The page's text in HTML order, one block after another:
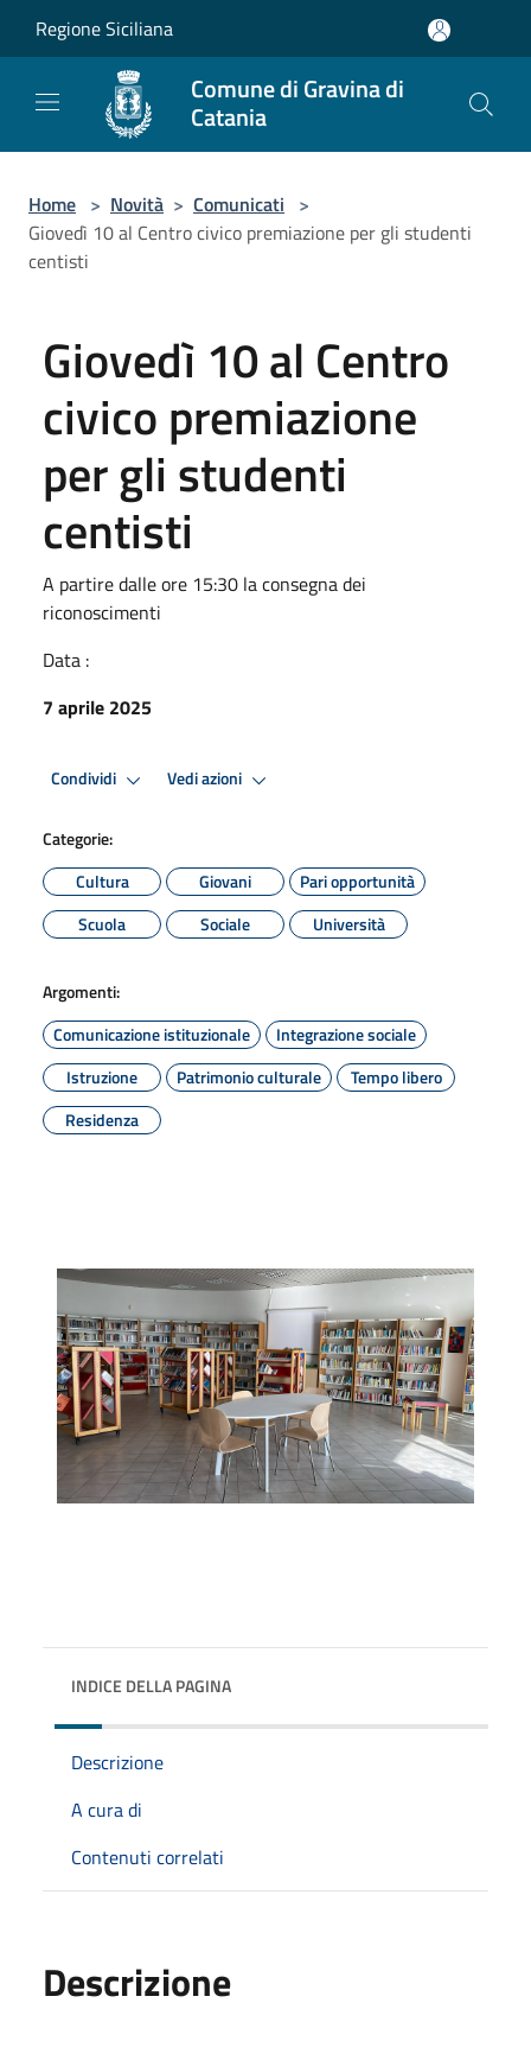
Regione Siciliana
Comune di Gravina di
Catania
Home > Novità > Comunicati >
Giovedì 10 al Centro civico premiazione per gli studenti
centisti
Giovedì 10 al Centro
civico premiazione
per gli studenti
centisti
A partire dalle ore 15:30 la consegna dei
riconoscimenti
Data :
7 aprile 2025
Condividi Vedi azioni
Categorie:
Cultura
Giovani
Pari opportunità
Scuola
Sociale Università
Argomenti:
Comunicazione istituzionale
Integrazione sociale
Istruzione
Patrimonio culturale
Tempo libero
Residenza
INDICE DELLA PAGINA
Descrizione
A cura di
Contenuti correlati
Descrizione